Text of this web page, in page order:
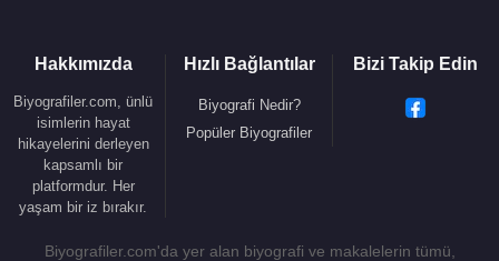
Hakkımızda
Biyografiler.com, ünlü
isimlerin hayat
hikayelerini derleyen
kapsamlı bir
platformdur. Her
yaşam bir iz bırakır.
Hızlı Bağlantılar
Biyografi Nedir?
Popüler Biyografiler
Bizi Takip Edin
Biyografiler.com'da yer alan biyografi ve makalelerin tümü,